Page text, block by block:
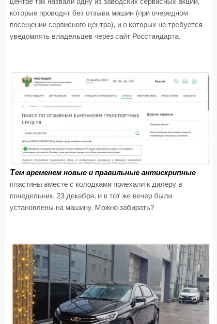
которые проводят без отзыва машин (при очередном
посещении сервисного центра), и о которых не требуется
уведомлять владельцев через сайт Росстандарта.
Тем временем новые и правильные антискрипные
пластины вместе с колодками приехали к дилеру в
понедельник, 23 декабря, и в тот же вечер были
установлены на машину. Можно забирать?